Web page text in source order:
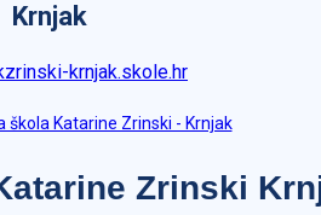
Krnjak
krnjak.skole.hr
Zrinski